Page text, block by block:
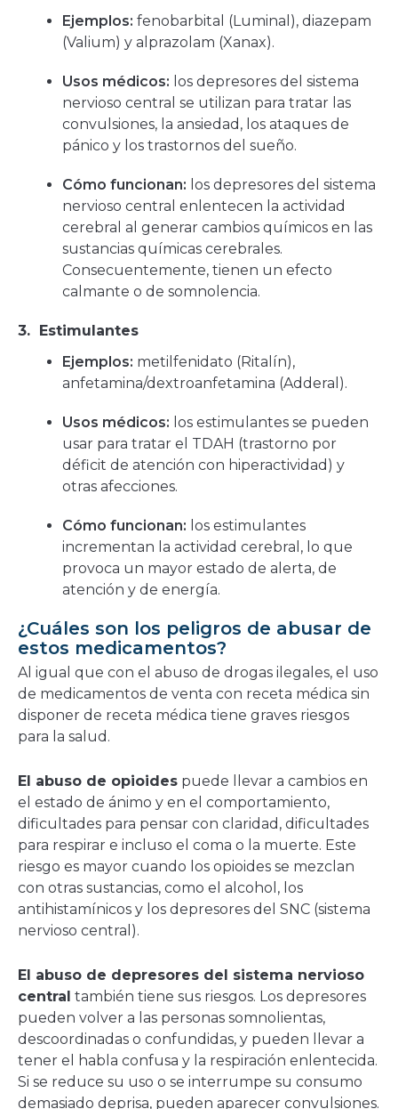
Ejemplos: fenobarbital (Luminal), diazepam
(Valium) y alprazolam (Xanax).
Usos médicos: los depresores del sistema
nervioso central se utilizan para tratar las
convulsiones, la ansiedad, los ataques de
pánico y los trastornos del sueño.
Cómo funcionan: los depresores del sistema
nervioso central enlentecen la actividad
cerebral al generar cambios químicos en las
sustancias químicas cerebrales.
Consecuentemente, tienen un efecto
calmante o de somnolencia.
3. Estimulantes
Ejemplos: metilfenidato (Ritalín),
anfetamina/dextroanfetamina (Adderal).
Usos médicos: los estimulantes se pueden
usar para tratar el TDAH (trastorno por
déficit de atención con hiperactividad) y
otras afecciones.
Cómo funcionan: los estimulantes
incrementan la actividad cerebral, lo que
provoca un mayor estado de alerta, de
atención y de energía.
¿Cuáles son los peligros de abusar de
estos medicamentos?
Al igual que con el abuso de drogas ilegales, el uso
de medicamentos de venta con receta médica sin
disponer de receta médica tiene graves riesgos
para la salud.
El abuso de opioides puede llevar a cambios en
el estado de ánimo y en el comportamiento,
dificultades para pensar con claridad, dificultades
para respirar e incluso el coma o la muerte. Este
riesgo es mayor cuando los opioides se mezclan
con otras sustancias, como el alcohol, los
antihistamínicos y los depresores del SNC (sistema
nervioso central).
El abuso de depresores del sistema nervioso
central también tiene sus riesgos. Los depresores
pueden volver a las personas somnolientas,
descoordinadas o confundidas, y pueden llevar a
tener el habla confusa y la respiración enlentecida.
Si se reduce su uso o se interrumpe su consumo
demasiado deprisa, pueden aparecer convulsiones.